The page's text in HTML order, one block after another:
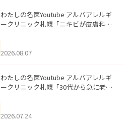
わたしの名医Youtube アルバアレルギ
ークリニック札幌「ニキビが皮膚科で
ました。
2026.08.07
わたしの名医Youtube アルバアレルギ
ークリニック札幌「30代から急に老け
た。
2026.07.24